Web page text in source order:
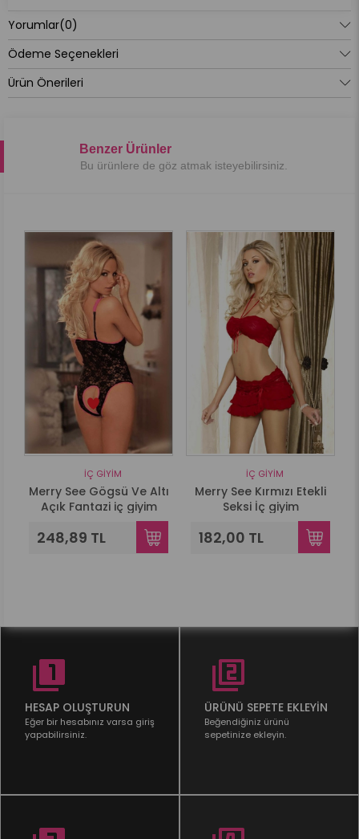
Yorumlar(0)
Ödeme Seçenekleri
Ürün Önerileri
Benzer Ürünler
İÇ GIYIM
Merry See Gögsü Ve Altı
Açık Fantazi iç giyim
248,89 TL
İÇ GIYIM
Merry See Kırmızı Etekli
Seksi İç giyim
182,00 TL
HESAP OLUŞTURUN
Eğer bir hesabınız varsa giriş
yapabilirsiniz.
ÜRÜNÜ SEPETE EKLEYİN
Beğendiğiniz ürünü
sepetinize ekleyin.